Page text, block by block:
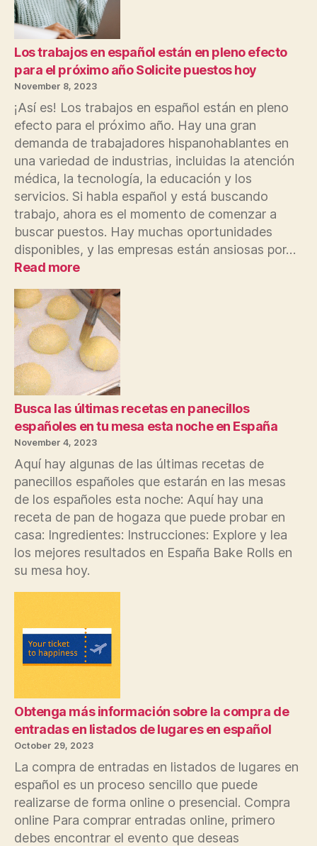
la
búsqueda
que
disparó
a
la
casera
por
impago
del
alquiler
Los trabajos en español están en pleno efecto
para el próximo año Solicite puestos hoy
November 8, 2023
¡Así es! Los trabajos en español están en pleno
efecto para el próximo año. Hay una gran
demanda de trabajadores hispanohablantes en
una variedad de industrias, incluidas la atención
médica, la tecnología, la educación y los
servicios. Si habla español y está buscando
trabajo, ahora es el momento de comenzar a
buscar puestos. Hay muchas oportunidades
disponibles, y las empresas están ansiosas por…
Read more:
trabajos
en
español
están
en
pleno
efecto
para
el
próximo
Solicite
puestos
hoy
Busca las últimas recetas en panecillos
españoles en tu mesa esta noche en España
November 4, 2023
Aquí hay algunas de las últimas recetas de
panecillos españoles que estarán en las mesas
de los españoles esta noche: Aquí hay una
receta de pan de hogaza que puede probar en
casa: Ingredientes: Instrucciones: Explore y lea
los mejores resultados en España Bake Rolls en
su mesa hoy.
Obtenga más información sobre la compra de
entradas en listados de lugares en español
October 29, 2023
La compra de entradas en listados de lugares en
español es un proceso sencillo que puede
realizarse de forma online o presencial. Compra
online Para comprar entradas online, primero
debes encontrar el evento que deseas